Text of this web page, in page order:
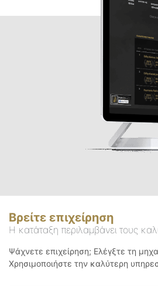
Βρείτε επιχείρηση
Η κατάταξη περιλαμβάνει τους
Ψάχνετε επιχείρηση; Ελέγξτε τη
Χρησιμοποιήστε την καλύτερη